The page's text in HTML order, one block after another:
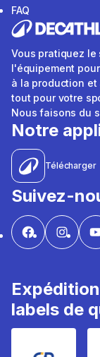
FAQ
Vous pratiquez
l'équipement
à la production
tout pour votre
Nous faisons du
Notre
Télécharger
Suivez-
labels de